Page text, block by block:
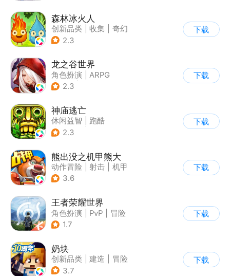
森林冰火人
创新品类 收集
奇幻
| 儿童游戏
2.3
下载
龙之谷世界
角色扮演
ARPG
| 奇幻
2.3
下载
神庙逃亡
休闲益智
跑酷
| 欧美风
2.3
下载
熊出没之机甲熊大
动作冒险 射击
机甲
| 熊出没
3.6
下载
王者荣耀世界
角色扮演 PvP
冒险
| 开放世界
1.7
下载
奶块
创新品类 建造
冒险
| 开放世界
3.7
下载